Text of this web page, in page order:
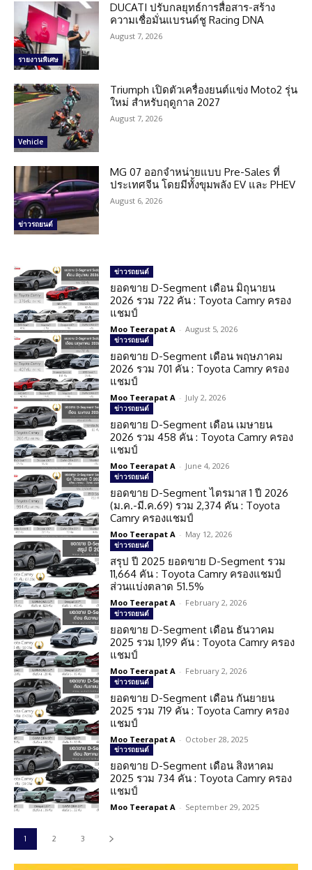
รายงานพิเศษ
DUCATI ปรับกลยุทธ์การสื่อสาร-สร้าง
ความเชื่อมั่นแบรนด์ชู Racing DNA
August 7, 2026
Vehicle
Triumph เปิดตัวเครื่องยนต์แข่ง Moto2 รุ่น
ใหม่ สำหรับฤดูกาล 2027
August 7, 2026
ข่าวรถยนต์
MG 07 ออกจำหน่ายแบบ Pre-Sales ที่
ประเทศจีน โดยมีทั้งขุมพลัง EV และ PHEV
August 6, 2026
ข่าวรถยนต์
ยอดขาย D-Segment เดือน มิถุนายน
2026 รวม 722 คัน : Toyota Camry ครอง
แชมป์
Moo Teerapat A - August 5, 2026
ข่าวรถยนต์
ยอดขาย D-Segment เดือน พฤษภาคม
2026 รวม 701 คัน : Toyota Camry ครอง
แชมป์
Moo Teerapat A - July 2, 2026
ข่าวรถยนต์
ยอดขาย D-Segment เดือน เมษายน
2026 รวม 458 คัน : Toyota Camry ครอง
แชมป์
Moo Teerapat A - June 4, 2026
ข่าวรถยนต์
ยอดขาย D-Segment ไตรมาส 1 ปี 2026
(ม.ค.-มี.ค.69) รวม 2,374 คัน : Toyota
Camry ครองแชมป์
Moo Teerapat A - May 12, 2026
ข่าวรถยนต์
สรุป ปี 2025 ยอดขาย D-Segment รวม
11,664 คัน : Toyota Camry ครองแชมป์
ส่วนแบ่งตลาด 51.5%
Moo Teerapat A - February 2, 2026
ข่าวรถยนต์
ยอดขาย D-Segment เดือน ธันวาคม
2025 รวม 1,199 คัน : Toyota Camry ครอง
แชมป์
Moo Teerapat A - February 2, 2026
ข่าวรถยนต์
ยอดขาย D-Segment เดือน กันยายน
2025 รวม 719 คัน : Toyota Camry ครอง
แชมป์
Moo Teerapat A - October 28, 2025
ข่าวรถยนต์
ยอดขาย D-Segment เดือน สิงหาคม
2025 รวม 734 คัน : Toyota Camry ครอง
แชมป์
Moo Teerapat A - September 29, 2025
1 2 3